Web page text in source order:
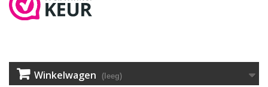
Winkelwagen (leeg)